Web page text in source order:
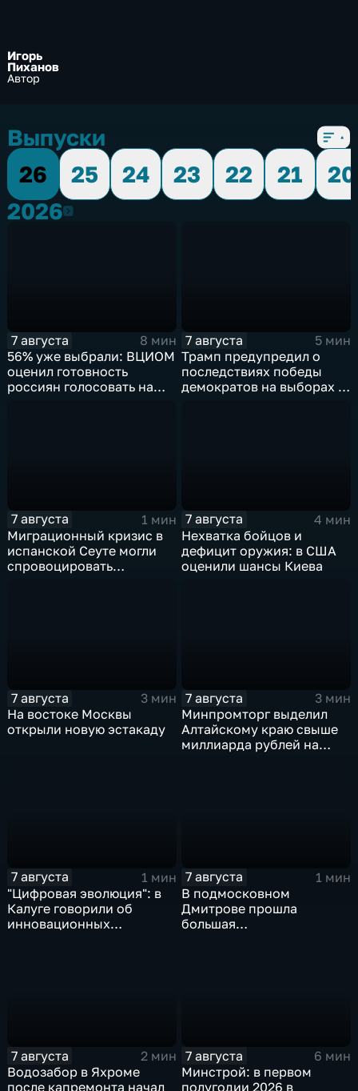
Игорь
Пиханов
Автор
Выпуски
26
25 24 23 22 21
20
20262026
7 августа
8 мин
56% уже выбрали: ВЦИОМ
оценил готовность
россиян голосовать на
7 августа
5 мин
Трамп предупредил о
последствиях победы
демократов на выборах в
7 августа
1 мин
Миграционный кризис в
испанской Сеуте могли
спровоцировать
7 августа
4 мин
Нехватка бойцов и
дефицит оружия: в США
оценили шансы Киева
7 августа
3 мин
На востоке Москвы
открыли новую эстакаду
7 августа
3 мин
Минпромторг выделил
Алтайскому краю свыше
миллиарда рублей на
7 августа
1 мин
"Цифровая эволюция": в
Калуге говорили об
инновационных
7 августа
1 мин
В подмосковном
Дмитрове прошла
большая
7 августа
2 мин
Водозабор в Яхроме
после капремонта начал
7 августа
6 мин
Минстрой: в первом
полугодии 2026 в